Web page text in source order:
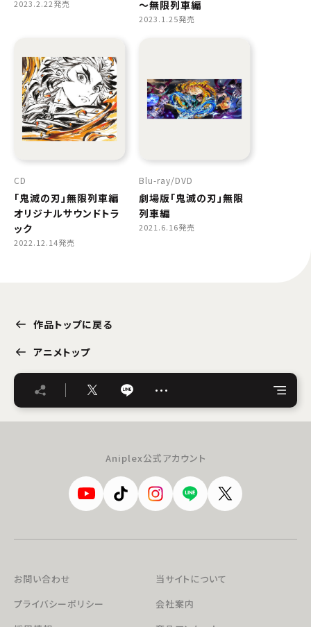
2023.2.22発売
～無限列車編
2023.1.25発売
CD
「鬼滅の刃」無限列車編
オリジナルサウンドトラ
ック
2022.12.14発売
Blu-ray DVD
劇場版「鬼滅の刃」無限
列車編
2021.6.16発売
作品トップに戻る
アニメトップ
…
Aniplex公式アカウント
お問い合わせ
当サイトについて
プライバシーポリシー
会社案内